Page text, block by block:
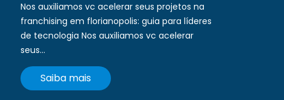
Nos auxiliamos vc acelerar seus projetos na
franchising em florianopolis: guia para líderes
de tecnologia Nos auxiliamos vc acelerar
seus...
Saiba mais